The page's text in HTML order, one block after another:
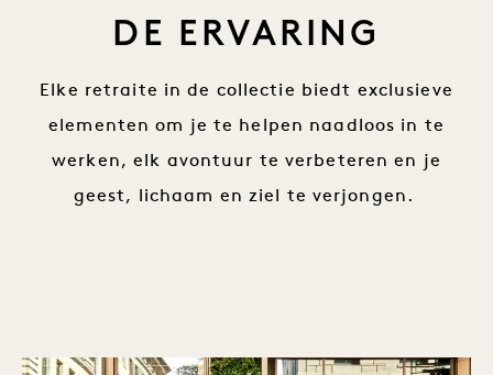
DE ERVARING
Elke retraite in de collectie biedt exclusieve
elementen om je te helpen naadloos in te
werken, elk avontuur te verbeteren en je
geest, lichaam en ziel te verjongen.